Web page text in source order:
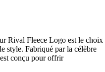
Rival Fleece Logo est le choix
style. Fabriqué par la célèbre
conçu pour offrir